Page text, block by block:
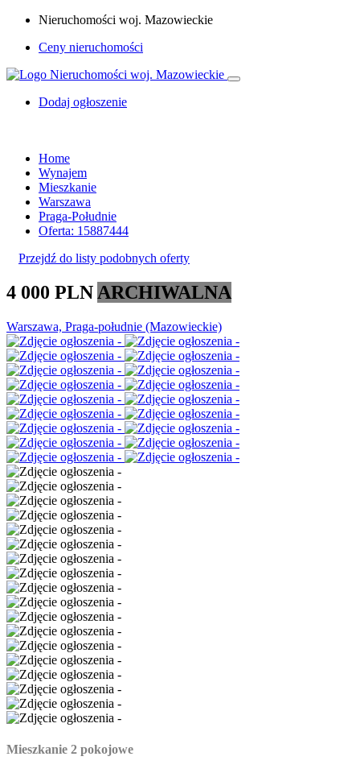
Nieruchomości woj. Mazowieckie
Ceny nieruchomości
Dodaj ogłoszenie
Home
Wynajem
Mieszkanie
Warszawa
Praga-Południe
Oferta: 15887444
Przejdź do listy podobnych oferty
4 000 PLN ARCHIWALNA
Warszawa, Praga-południe (Mazowieckie)
Mieszkanie 2 pokojowe